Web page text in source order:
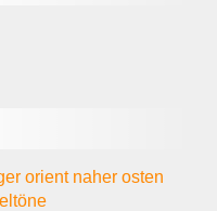
orient naher osten